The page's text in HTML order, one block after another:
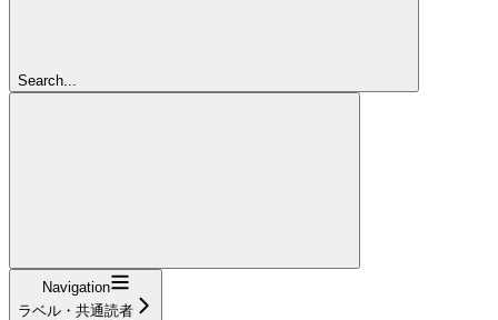
Search...
Navigation
ラベル・共通読者